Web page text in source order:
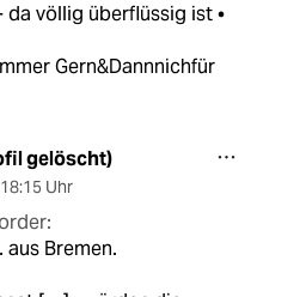
da völlig überflüssig ist •
Gern&Dannnichfür
gelöscht)
18:15 Uhr
aus Bremen.